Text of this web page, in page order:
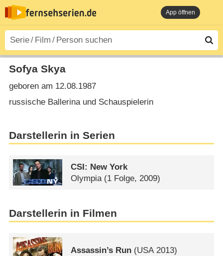
App öffnen
Sofya Skya
geboren am 12.08.1987
russische Ballerina und Schauspielerin
Darstellerin in Serien
CSI: New York
Olympia (1 Folge, 2009)
Darstellerin in Filmen
Assassin’s Run (USA2013)